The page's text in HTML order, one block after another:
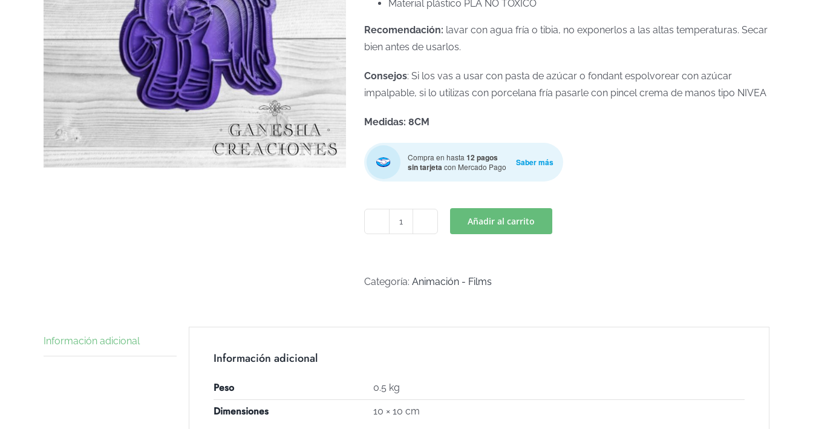
Material plástico PLA NO TOXICO
Recomendación: lavar con agua fría o tibia, no exponerlos a las altas temperaturas. Secar
bien antes de usarlos.
Consejos: Si los vas a usar con pasta de azúcar o fondant espolvorear con azúcar
impalpable, si lo utilizas con porcelana fría pasarle con pincel crema de manos tipo NIVEA
Medidas: 8CM
Compra en hasta 12 pagos
sin tarjetacon Mercado Pago Saber más
C-
Añadir al carrito
Categoría: Animación - Films
Información adicional
Información adicional
Peso 0.5 kg
Dimensiones 10 × 10 cm